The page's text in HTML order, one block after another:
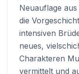
Neuauflage
die
intensiven
neues,
Charakteren
vermittelt und